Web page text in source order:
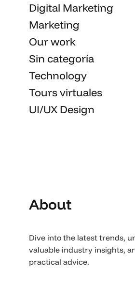
Digital Marketing
Marketing
Our work
Sin categoría
Technology
Tours virtuales
UI/UX Design
About
Dive into the latest trends,
valuable industry insights,
practical advice.